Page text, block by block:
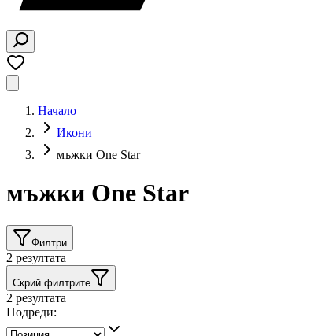
Начало
Икони
мъжки One Star
мъжки One Star
Филтри
2 резултата
Скрий филтрите
2 резултата
Подреди: